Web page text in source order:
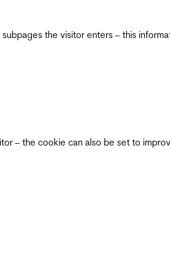
the visitor enters – this
– the cookie can also be set to